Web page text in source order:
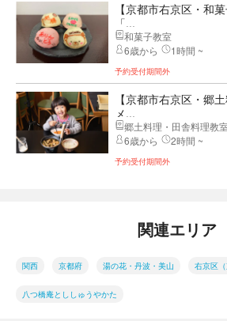
【京都市右京区・和
「...
和菓子教室
6歳から
1時間 ~
予約受付期間外
【京都市右京区・郷
メ...
郷土料理・田舎料理教
6歳から
2時間 ~
予約受付期間外
関連エリア
関西 京都府 湯の花・丹波・美山 右京区
八つ橋庵とししゅうやかた